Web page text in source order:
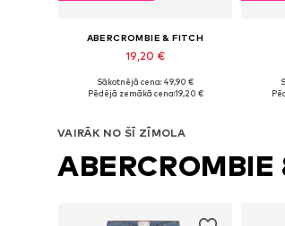
ABERCROMBIE & FITCH
19,20 €
Pieejams daudzos izmēros
Sākotnējā cena: 49,90 €
Pēdējā zemākā cena:19,20 €
VAIRĀK NO ŠĪ ZĪMOLA
ABERCROMBIE